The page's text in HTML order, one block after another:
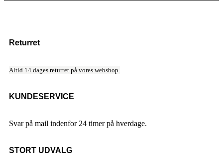
Returret
Altid 14 dages returret på vores webshop.
KUNDESERVICE
Svar på mail indenfor 24 timer på hverdage.
STORT UDVALG